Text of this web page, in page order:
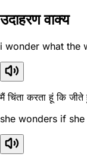
उदाहरण वाक्य
i wonder what the
मैं चिंता करता हूं कि जीते
she wonders if